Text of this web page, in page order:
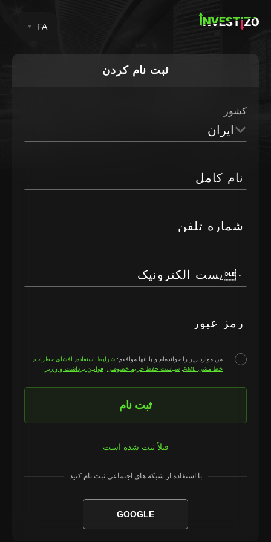
ثبت نام کردن
کشور
ایران
نام کامل
شماره تلفن
۰پست الکترونیک
رمز عبور
من موارد زیر را خوانده‌ام و با آنها موافقم:شرایط استفاده,افشای خطرات,
خط مشی AML
,سیاست حفظ حریم خصوصی,قوانین برداشت و واریز
ثبت نام
قبلاً ثبت شده است
با استفاده از شبکه های اجتماعی ثبت نام کنید
GOOGLE